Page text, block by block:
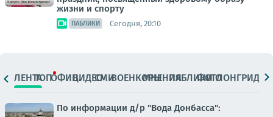
жизни и спорту
ПАБЛИКИ Сегодня, 20:10
ЛЕНТАТОПОФИЦ.ВИДЕОСМИВОЕНКОРЫМНЕНИЯПАБЛИКИ
ФОТОЛОНГРИДЫ
По информации д/р "Вода Донбасса":